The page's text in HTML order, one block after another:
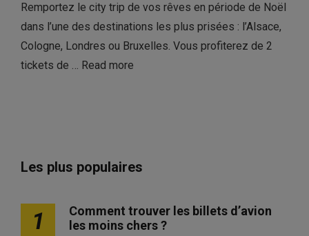
Remportez le city trip de vos rêves en période de Noël
dans l’une des destinations les plus prisées : l’Alsace,
Cologne, Londres ou Bruxelles. Vous profiterez de 2
tickets de … Read more
Les plus populaires
1
Comment trouver les billets d’avion
les moins chers ?